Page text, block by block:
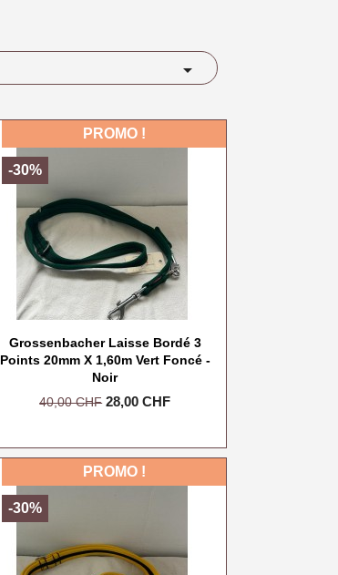

Grossenbacher Laisse Bordé 3
Points 20mm X 1,60m Vert Foncé -
Noir
Prix
40,00 CHF Prix
28,00 CHF
PROMO !
-30%
PROMO !
-30%